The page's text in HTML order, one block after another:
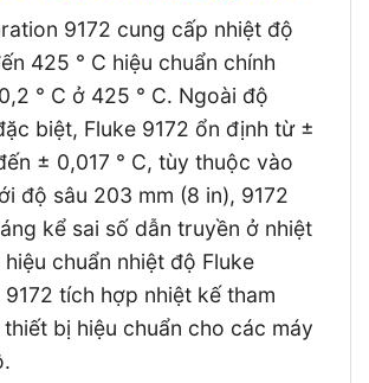
9172 cung cấp nhiệt độ
425 ° C hiệu chuẩn chính
° C ở 425 ° C. Ngoài độ
biệt, Fluke 9172 ổn định từ ±
± 0,017 ° C, tùy thuộc vào
độ sâu 203 mm (8 in), 9172
kể sai số dẫn truyền ở nhiệt
chuẩn nhiệt độ Fluke
tích hợp nhiệt kế tham
thiết bị hiệu chuẩn cho các máy